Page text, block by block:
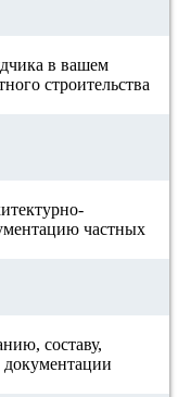
в вашем
строительства
частных
составу,